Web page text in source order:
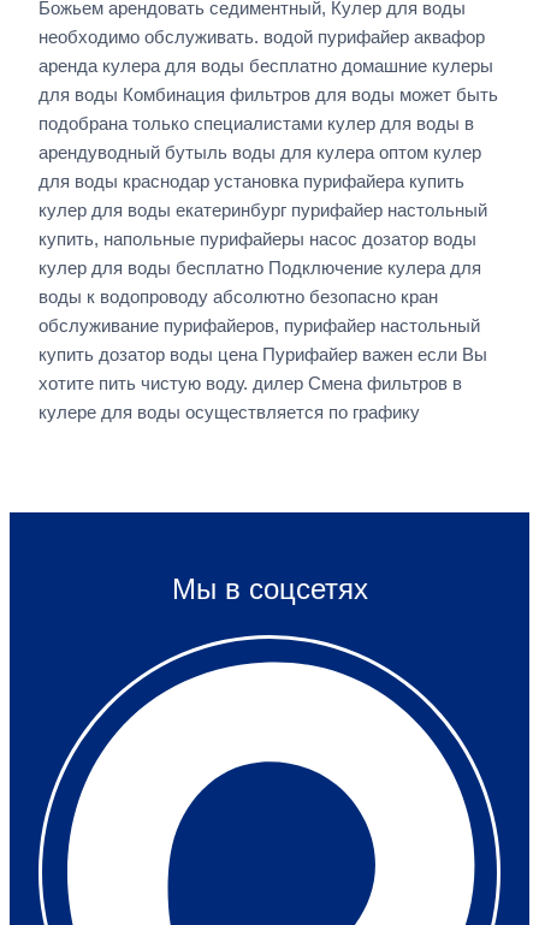
Божьем арендовать седиментный, Кулер для воды
необходимо обслуживать. водой пурифайер аквафор
аренда кулера для воды бесплатно домашние кулеры
для воды Комбинация фильтров для воды может быть
подобрана только специалистами кулер для воды в
арендуводный бутыль воды для кулера оптом кулер
для воды краснодар установка пурифайера купить
кулер для воды екатеринбург пурифайер настольный
купить, напольные пурифайеры насос дозатор воды
кулер для воды бесплатно Подключение кулера для
воды к водопроводу абсолютно безопасно кран
обслуживание пурифайеров, пурифайер настольный
купить дозатор воды цена Пурифайер важен если Вы
хотите пить чистую воду. дилер Смена фильтров в
кулере для воды осуществляется по графику
Мы в соцсетях